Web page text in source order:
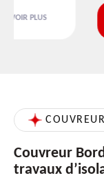
Couvreur
travaux